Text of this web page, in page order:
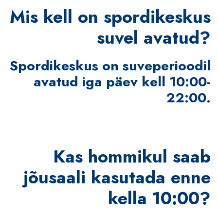
Mis kell on spordikeskus
suvel avatud?
Spordikeskus on suveperioodil
avatud iga päev kell 10:00-
22:00.
Kas hommikul saab
jõusaali kasutada enne
kella 10:00?